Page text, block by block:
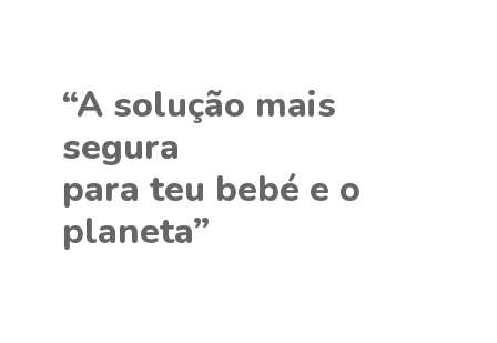
“A solução mais
segura
para teu bebé e o
planeta”